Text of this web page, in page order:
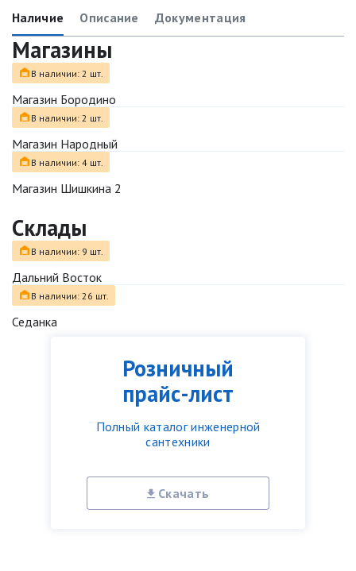
Розничный
прайс-лист
Полный каталог инженерной
сантехники
Скачать
Наличие Описание Документация
Магазины
В наличии: 2 шт.
Магазин Бородино
В наличии: 2 шт.
Магазин Народный
В наличии: 4 шт.
Магазин Шишкина 2
Склады
В наличии: 9 шт.
Дальний Восток
В наличии: 26 шт.
Седанка